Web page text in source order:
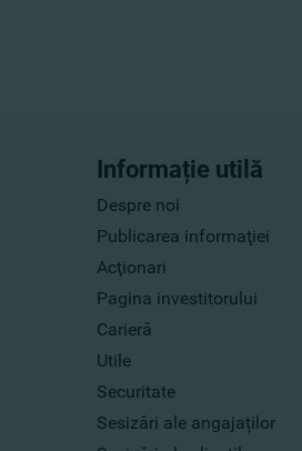
Informație utilă
Despre noi
Publicarea informaţiei
Acţionari
Pagina investitorului
Carieră
Utile
Securitate
Sesizări ale angajaților